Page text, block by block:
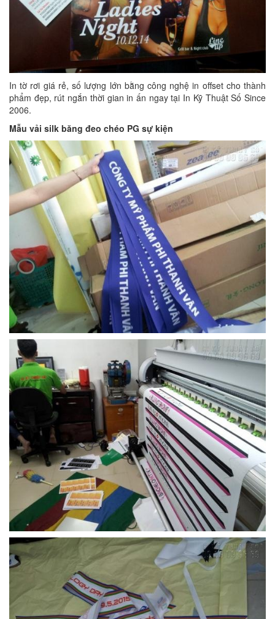
In tờ rơi giá rẻ, số lượng lớn bằng công nghệ in offset cho thành
phẩm đẹp, rút ngắn thời gian in ấn ngay tại In Kỹ Thuật Số Since
2006.
Mẫu vải silk băng đeo chéo PG sự kiện